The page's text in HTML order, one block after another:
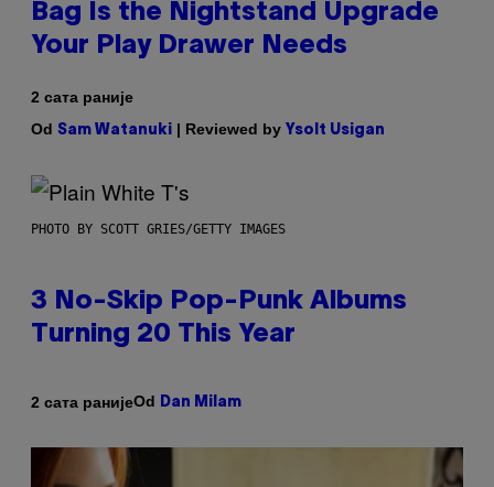
Bag Is the Nightstand Upgrade
Your Play Drawer Needs
2 сата раније
Od Sam Watanuki | Reviewed by Ysolt Usigan
PHOTO BY SCOTT GRIES/GETTY IMAGES
3 No-Skip Pop-Punk Albums
Turning 20 This Year
2 сата ранијеOd Dan Milam